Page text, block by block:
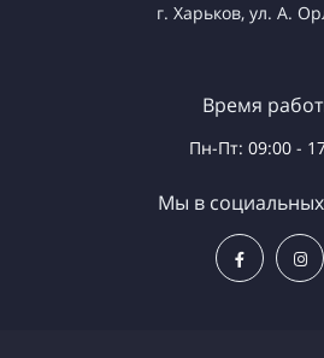
г. Харьков, ул. А.
Время
Пн-Пт: 09:00 -
Мы в социальных